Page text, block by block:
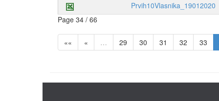
Prvih10Vlasnika_19012020
Page 34 / 66
«« « … 29 30 31 32 33